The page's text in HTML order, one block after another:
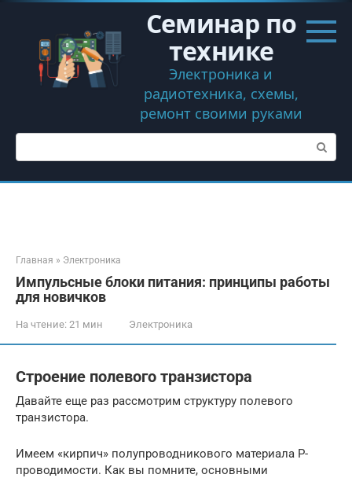
Перейти
контенту
Семинар по
технике
Электроника и
радиотехника, схемы,
ремонт своими руками
Поиск:
Главная » Электроника
Импульсные блоки питания: принципы работы
для новичков
На чтение: 21 мин Электроника
Строение полевого транзистора
Давайте еще раз рассмотрим структуру полевого
транзистора.
Имеем «кирпич» полупроводникового материала P-
проводимости. Как вы помните, основными